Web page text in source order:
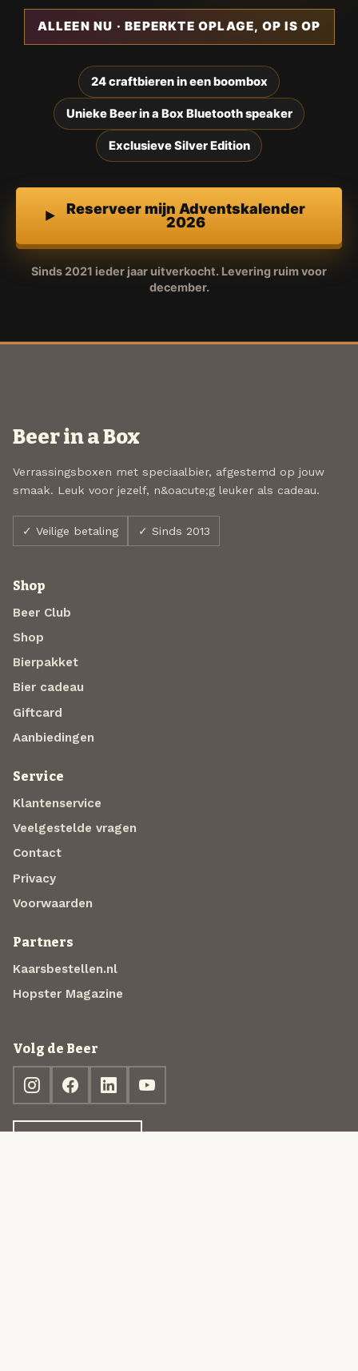
ALLEEN NU · BEPERKTE OPLAGE, OP IS OP
24 craftbieren in een boombox
Unieke Beer in a Box Bluetooth speaker
Exclusieve Silver Edition
Reserveer mijn Adventskalender
2026
Sinds 2021 ieder jaar uitverkocht. Levering ruim voor
december.
Beer in a Box
Verrassingsboxen met speciaalbier, afgestemd op jouw
smaak. Leuk voor jezelf, n&oacute;g leuker als cadeau.
✓ Veilige betaling ✓ Sinds 2013
Shop
Beer Club
Shop
Bierpakket
Bier cadeau
Giftcard
Aanbiedingen
Service
Klantenservice
Veelgestelde vragen
Contact
Privacy
Voorwaarden
Partners
Kaarsbestellen.nl
Hopster Magazine
Volg de Beer